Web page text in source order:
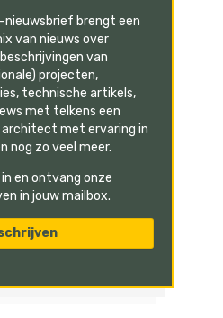
brengt een
van nieuws over
van
projecten,
technische artikels,
met telkens een
met ervaring in
nog zo veel meer.
en ontvang onze
in jouw mailbox.